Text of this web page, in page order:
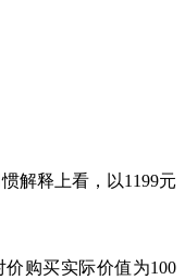
解释上看，以1199元
价购买实际价值为100